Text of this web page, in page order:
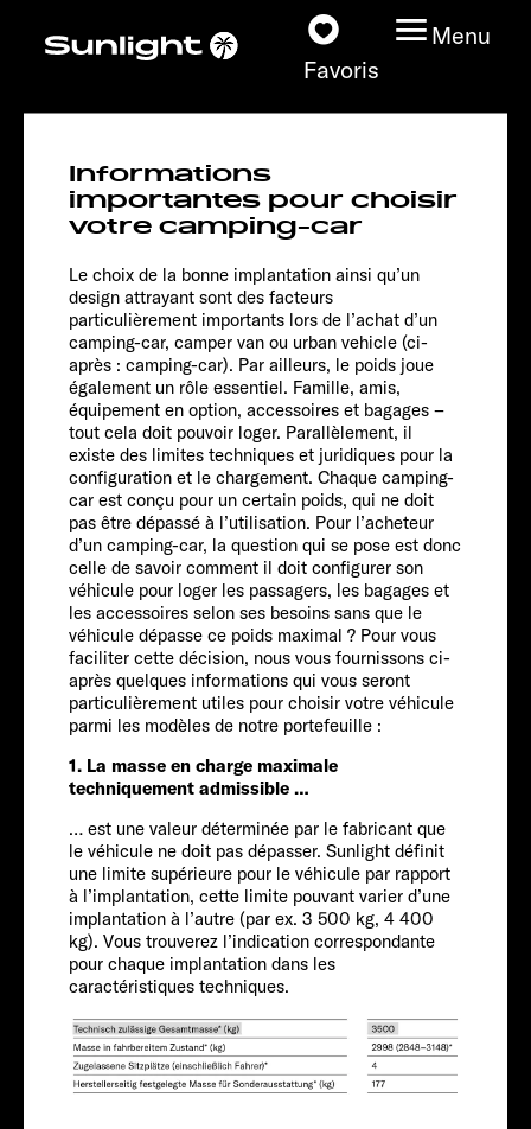
Favoris
Menu
Nos modèles
Configurateur
Recherchez votre
Sunlight
Nos concessionnaires
Découvrir
Service
Informations
importantes pour choisir
votre camping-car
Le choix de la bonne implantation ainsi qu’un
design attrayant sont des facteurs
particulièrement importants lors de l’achat d’un
camping-car, camper van ou urban vehicle (ci-
après : camping-car). Par ailleurs, le poids joue
également un rôle essentiel. Famille, amis,
équipement en option, accessoires et bagages –
tout cela doit pouvoir loger. Parallèlement, il
existe des limites techniques et juridiques pour la
configuration et le chargement. Chaque camping-
car est conçu pour un certain poids, qui ne doit
pas être dépassé à l’utilisation. Pour l’acheteur
d’un camping-car, la question qui se pose est donc
celle de savoir comment il doit configurer son
véhicule pour loger les passagers, les bagages et
les accessoires selon ses besoins sans que le
véhicule dépasse ce poids maximal ? Pour vous
faciliter cette décision, nous vous fournissons ci-
après quelques informations qui vous seront
particulièrement utiles pour choisir votre véhicule
parmi les modèles de notre portefeuille :
1. La masse en charge maximale
techniquement admissible …
… est une valeur déterminée par le fabricant que
le véhicule ne doit pas dépasser. Sunlight définit
une limite supérieure pour le véhicule par rapport
à l’implantation, cette limite pouvant varier d’une
implantation à l’autre (par ex. 3 500 kg, 4 400
kg). Vous trouverez l’indication correspondante
pour chaque implantation dans les
caractéristiques techniques.
T 680Adventure
Chassis
FORD
Tarif à partir de
Personnes
4-5
Taille
739 CM